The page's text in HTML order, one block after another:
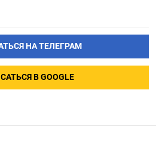
НА ТЕЛЕГРАМ
В GOOGLE